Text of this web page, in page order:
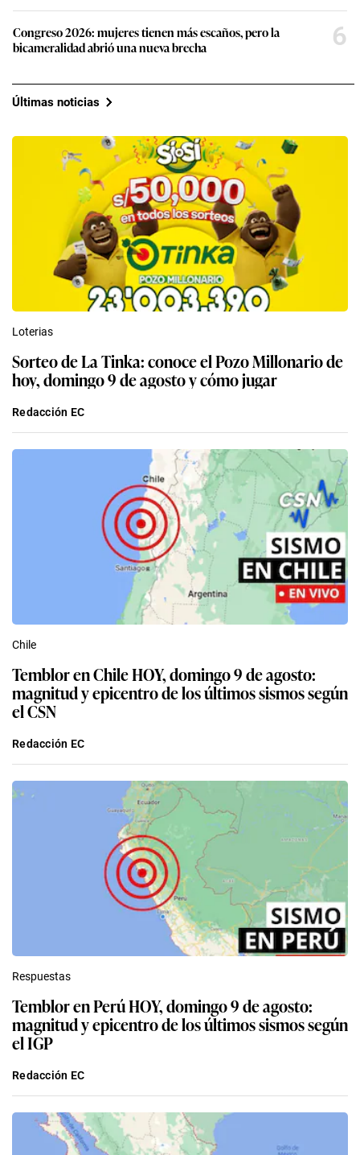
Congreso 2026: mujeres tienen más escaños, pero la
bicameralidad abrió una nueva brecha
6
Últimas noticias
Loterias
Sorteo de La Tinka: conoce el Pozo Millonario de
hoy, domingo 9 de agosto y cómo jugar
Redacción EC
Chile
Temblor en Chile HOY, domingo 9 de agosto:
magnitud y epicentro de los últimos sismos según
el CSN
Redacción EC
Respuestas
Temblor en Perú HOY, domingo 9 de agosto:
magnitud y epicentro de los últimos sismos según
el IGP
Redacción EC